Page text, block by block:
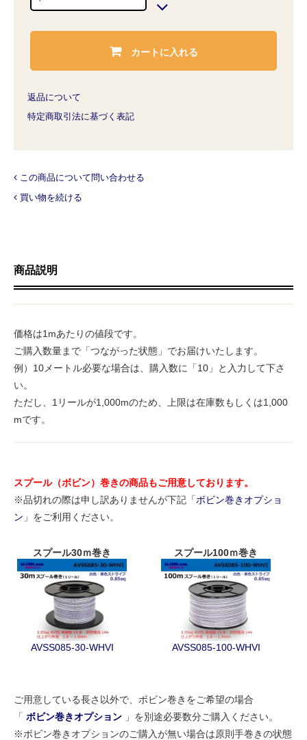
カートに入れる
返品について
特定商取引法に基づく表記
この商品について問い合わせる
買い物を続ける
商品説明
価格は1mあたりの値段です。
ご購入数量まで「つながった状態」でお届けいたします。
例）10メートル必要な場合は、購入数に「10」と入力して下さ
い。
ただし、1リールが1,000mのため、上限は在庫数もしくは1,000
mです。
スプール（ボビン）巻きの商品もご用意しております。
※品切れの際は申し訳ありませんが下記「ボビン巻きオプショ
ン 」をご利用ください。
スプール30ｍ巻き
AVSS085-30-WHVI
スプール100ｍ巻き
AVSS085-100-WHVI
ご用意している長さ以外で、ボビン巻きをご希望の場合
「 ボビン巻きオプション 」を別途必要数分ご購入ください。
※ボビン巻きオプションのご購入が無い場合は原則手巻きの状態